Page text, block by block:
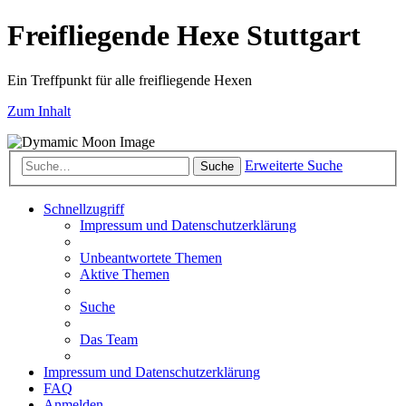
Freifliegende Hexe Stuttgart
Ein Treffpunkt für alle freifliegende Hexen
Zum Inhalt
Suche Erweiterte Suche
Schnellzugriff
Impressum und Datenschutzerklärung
Unbeantwortete Themen
Aktive Themen
Suche
Das Team
Impressum und Datenschutzerklärung
FAQ